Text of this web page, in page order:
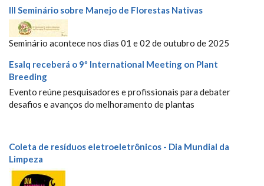
III Seminário sobre Manejo de Florestas Nativas
Seminário acontece nos dias 01 e 02 de outubro de 2025
Esalq receberá o 9º International Meeting on Plant
Breeding
Evento reúne pesquisadores e profissionais para debater
desafios e avanços do melhoramento de plantas
Coleta de resíduos eletroeletrônicos - Dia Mundial da
Limpeza